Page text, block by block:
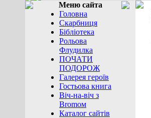
Меню сайта
Головна
Скарбниця
Бібліотека
Рольова
Флудилка
ПОЧАТИ
ПОДОРОЖ
Галерея героїв
Гостьова книга
Віч-на-віч з
Bromом
Каталог сайтів